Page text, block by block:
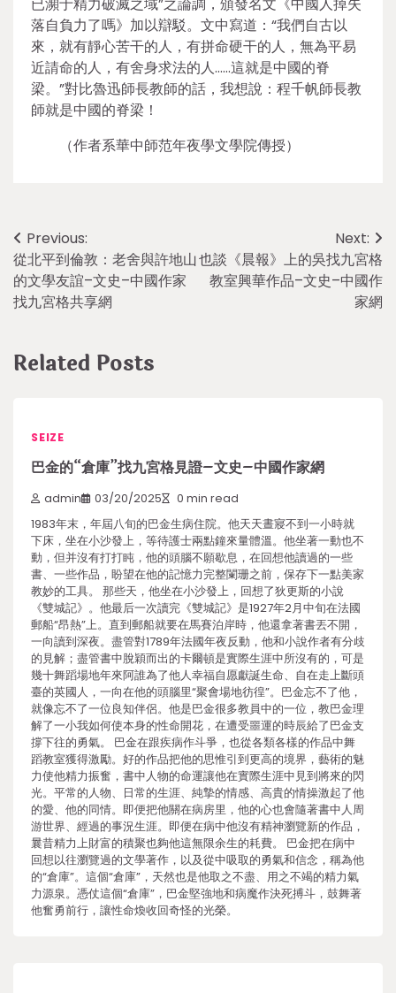
落自負力了嗎》加以辯駁。文中寫道：“我們自古以
來，就有靜心苦干的人，有拼命硬干的人，無為平易
近請命的人，有舍身求法的人……這就是中國的脊
梁。”對比魯迅師長教師的話，我想說：程千帆師長教
師就是中國的脊梁！
（作者系華中師范年夜學文學院傳授）
Post
navigation
Previous:
從北平到倫敦：老舍與許地山
的文學友誼–文史–中國作家
找九宮格共享網
Next:
也談《晨報》上的吳找九宮格
教室興華作品–文史–中國作
家網
Related Posts
SEIZE
巴金的“倉庫”找九宮格見證–文史–中國作家網
admin 03/20/2025 0 min read
1983年末，年屆八旬的巴金生病住院。他天天晝寢不到一小時就
下床，坐在小沙發上，等待護士兩點鐘來量體溫。他坐著一動也不
動，但并沒有打打盹，他的頭腦不願歇息，在回想他讀過的一些
書、一些作品，盼望在他的記憶力完整闌珊之前，保存下一點美家
教妙的工具。 那些天，他坐在小沙發上，回想了狄更斯的小說
《雙城記》。他最后一次讀完《雙城記》是1927年2月中旬在法國
郵船“昂熱”上。直到郵船就要在馬賽泊岸時，他還拿著書丟不開，
一向讀到深夜。盡管對1789年法國年夜反動，他和小說作者有分歧
的見解；盡管書中脫穎而出的卡爾頓是實際生涯中所沒有的，可是
幾十舞蹈場地年來阿誰為了他人幸福自愿獻誕生命、自在走上斷頭
臺的英國人，一向在他的頭腦里“聚會場地彷徨”。巴金忘不了他，
就像忘不了一位良知伴侶。他是巴金很多教員中的一位，教巴金理
解了一小我如何使本身的性命開花，在遭受噩運的時辰給了巴金支
撐下往的勇氣。 巴金在跟疾病作斗爭，也從各類各樣的作品中舞
蹈教室獲得激勵。好的作品把他的思惟引到更高的境界，藝術的魅
力使他精力振奮，書中人物的命運讓他在實際生涯中見到將來的閃
光。平常的人物、日常的生涯、純摯的情感、高貴的情操激起了他
的愛、他的同情。即便把他關在病房里，他的心也會隨著書中人周
游世界、經過的事況生涯。即便在病中他沒有精神瀏覽新的作品，
曩昔精力上財富的積聚也夠他這無限余生的耗費。 巴金把在病中
回想以往瀏覽過的文學著作，以及從中吸取的勇氣和信念，稱為他
的“倉庫”。這個“倉庫”，天然也是他取之不盡、用之不竭的精力氣
力源泉。憑仗這個“倉庫”，巴金堅強地和病魔作決死搏斗，鼓舞著
他奮勇前行，讓性命煥收回奇怪的光榮。